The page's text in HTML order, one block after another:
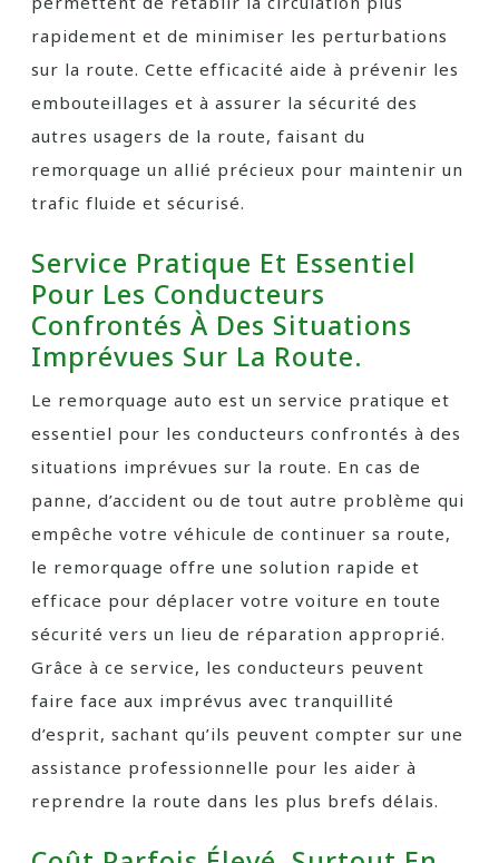
rapidement et de minimiser les perturbations
sur la route. Cette efficacité aide à prévenir les
embouteillages et à assurer la sécurité des
autres usagers de la route, faisant du
remorquage un allié précieux pour maintenir un
trafic fluide et sécurisé.
Service Pratique Et Essentiel
Pour Les Conducteurs
Confrontés À Des Situations
Imprévues Sur La Route.
Le remorquage auto est un service pratique et
essentiel pour les conducteurs confrontés à des
situations imprévues sur la route. En cas de
panne, d’accident ou de tout autre problème qui
empêche votre véhicule de continuer sa route,
le remorquage offre une solution rapide et
efficace pour déplacer votre voiture en toute
sécurité vers un lieu de réparation approprié.
Grâce à ce service, les conducteurs peuvent
faire face aux imprévus avec tranquillité
d’esprit, sachant qu’ils peuvent compter sur une
assistance professionnelle pour les aider à
reprendre la route dans les plus brefs délais.